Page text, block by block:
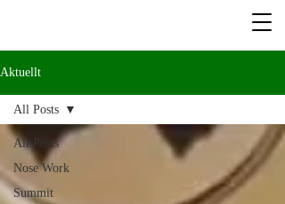
Aktuellt
All Posts
Nose Work
Summit
All Posts